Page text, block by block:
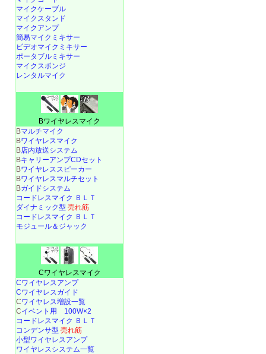
マイクケーブル
マイクスタンド
マイクアンプ
簡易マイクミキサー
ビデオマイクミキサー
ポータブルミキサー
マイクスポンジ
レンタルマイク
Bワイヤレスマイク
Bマルチマイク
Bワイヤレスマイク
B店内放送システム
BキャリーアンプCDセット
Bワイヤレススピーカー
Bワイヤレスマルチセット
Bガイドシステム
コードレスマイク ＢＬＴ
ダイナミック型 売れ筋
コードレスマイク ＢＬＴ
モジュール＆ジャック
Cワイヤレスマイク
Cワイヤレスアンプ
Cワイヤレスガイド
Cワイヤレス増設一覧
Cイベント用 100W×2
コードレスマイク ＢＬＴ
コンデンサ型 売れ筋
小型ワイヤレスアンプ
ワイヤレスシステム一覧